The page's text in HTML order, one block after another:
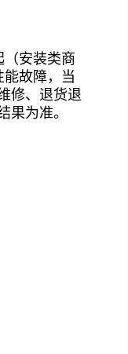
（安装类商
故障，当
修、退货退
果为准。